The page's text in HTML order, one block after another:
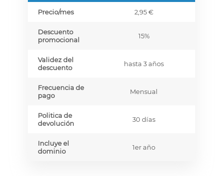
Precio/mes 2,95 €
Descuento
promocional
15%
Validez del
descuento
hasta 3 años
Frecuencia de
pago
Mensual
Politica de
devolución
30 días
Incluye el
dominio
1er año